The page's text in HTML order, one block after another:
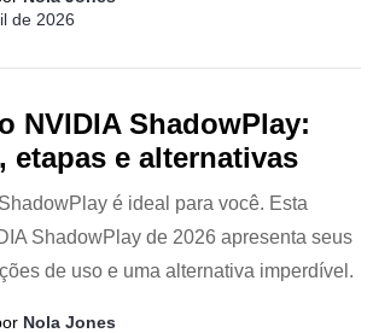
de 2026
NVIDIA ShadowPlay:
etapas e alternativas
é ideal para você. Esta
ShadowPlay de 2026 apresenta seus
de uso e uma alternativa imperdível.
Nola Jones